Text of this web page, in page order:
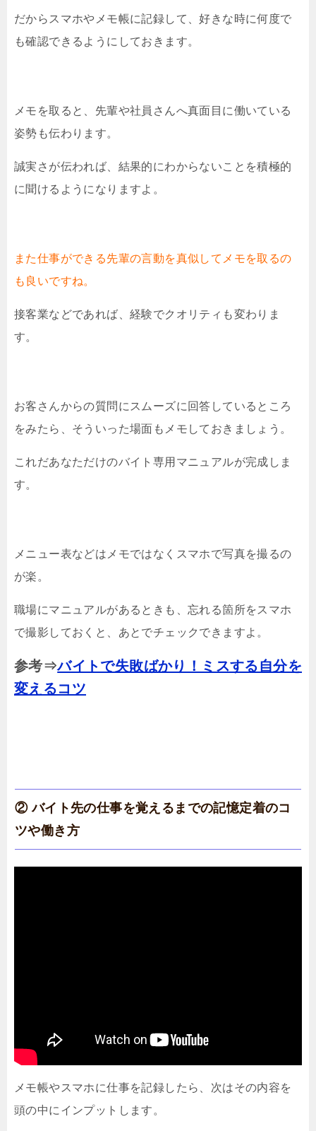
だからスマホやメモ帳に記録して、好きな時に何度で
も確認できるようにしておきます。
メモを取ると、先輩や社員さんへ真面目に働いている
姿勢も伝わります。
誠実さが伝われば、結果的にわからないことを積極的
に聞けるようになりますよ。
また仕事ができる先輩の言動を真似してメモを取るの
も良いですね。
接客業などであれば、経験でクオリティも変わりま
す。
お客さんからの質問にスムーズに回答しているところ
をみたら、そういった場面もメモしておきましょう。
これだあなただけのバイト専用マニュアルが完成しま
す。
メニュー表などはメモではなくスマホで写真を撮るの
が楽。
職場にマニュアルがあるときも、忘れる箇所をスマホ
で撮影しておくと、あとでチェックできますよ。
参考⇒バイトで失敗ばかり！ミスする自分を
変えるコツ
② バイト先の仕事を覚えるまでの記憶定着のコ
ツや働き方
メモ帳やスマホに仕事を記録したら、次はその内容を
頭の中にインプットします。